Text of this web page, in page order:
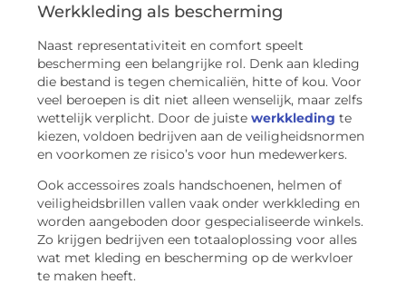
Werkkleding als bescherming
Naast representativiteit en comfort speelt
bescherming een belangrijke rol. Denk aan kleding
die bestand is tegen chemicaliën, hitte of kou. Voor
veel beroepen is dit niet alleen wenselijk, maar zelfs
wettelijk verplicht. Door de juiste werkkleding te
kiezen, voldoen bedrijven aan de veiligheidsnormen
en voorkomen ze risico’s voor hun medewerkers.
Ook accessoires zoals handschoenen, helmen of
veiligheidsbrillen vallen vaak onder werkkleding en
worden aangeboden door gespecialiseerde winkels.
Zo krijgen bedrijven een totaaloplossing voor alles
wat met kleding en bescherming op de werkvloer
te maken heeft.